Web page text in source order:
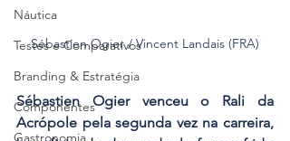
Náutica
Testes e Comparativos
Branding & Estratégia
Componentes
Gastronomia
Sébastien Ogier / Vincent Landais (FRA)
Sébastien Ogier venceu o Rali da
Acrópole pela segunda vez na carreira,